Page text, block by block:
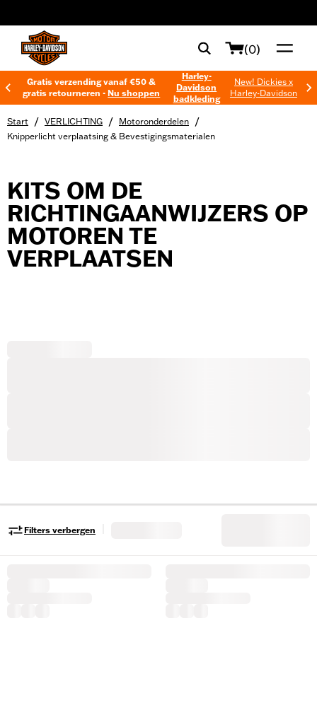
(0)
Gratis verzending vanaf €50 &
gratis retourneren -Nu shoppen
Harley-
Davidson
badkleding
New! Dickies x
Harley-Davidson
Start / VERLICHTING / Motoronderdelen /
Knipperlicht verplaatsing & Bevestigingsmaterialen
KITS OM DE
RICHTINGAANWIJZERS OP
MOTOREN TE
VERPLAATSEN
Filters verbergen